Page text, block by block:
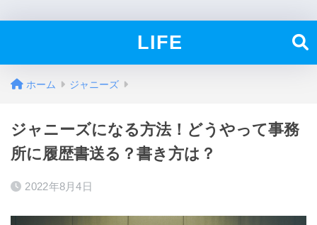
LIFE
ホーム ジャニーズ
ジャニーズになる方法！どうやって事務
所に履歴書送る？書き方は？
2022年8月4日